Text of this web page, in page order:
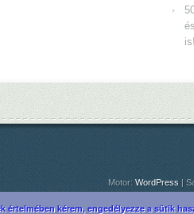
is!
Motor: WordPress |
kérem, engedélyezze a sütik